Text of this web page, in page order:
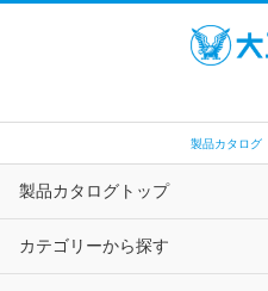
製品カタログ
製品カタログトップ
カテゴリーから探す